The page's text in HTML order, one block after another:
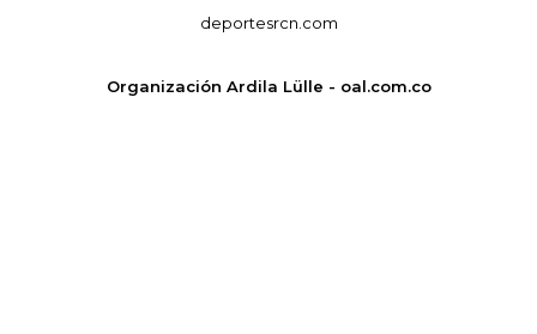
deportesrcn.com
Organización Ardila Lülle - oal.com.co